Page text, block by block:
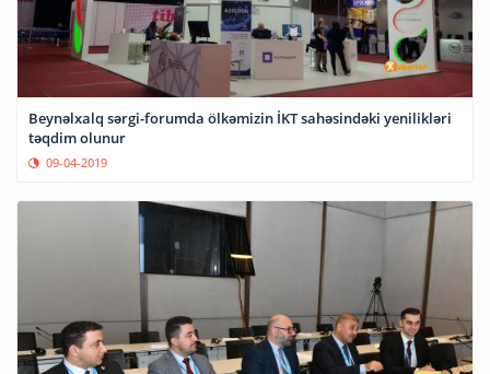
Beynəlxalq sərgi-forumda ölkəmizin İKT sahəsindəki yenilikləri
təqdim olunur
09-04-2019